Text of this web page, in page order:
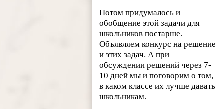
Потом придумалось и
обобщение этой задачи для
школьников постарше.
Объявляем конкурс на решение
и этих задач. А при
обсуждении решений через 7-
10 дней мы и поговорим о том,
в каком классе их лучше давать
школьникам.